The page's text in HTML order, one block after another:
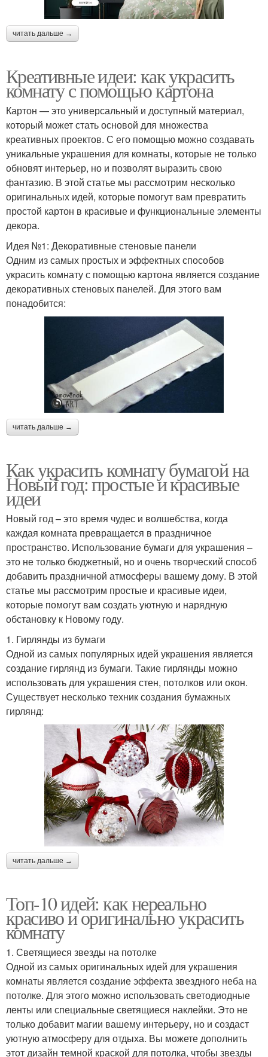
читать дальше →
Креативные идеи: как украсить
комнату с помощью картона
Картон — это универсальный и доступный материал,
который может стать основой для множества
креативных проектов. С его помощью можно создавать
уникальные украшения для комнаты, которые не только
обновят интерьер, но и позволят выразить свою
фантазию. В этой статье мы рассмотрим несколько
оригинальных идей, которые помогут вам превратить
простой картон в красивые и функциональные элементы
декора.
Идея №1: Декоративные стеновые панели
Одним из самых простых и эффектных способов
украсить комнату с помощью картона является создание
декоративных стеновых панелей. Для этого вам
понадобится:
читать дальше →
Как украсить комнату бумагой на
Новый год: простые и красивые
идеи
Новый год – это время чудес и волшебства, когда
каждая комната превращается в праздничное
пространство. Использование бумаги для украшения –
это не только бюджетный, но и очень творческий способ
добавить праздничной атмосферы вашему дому. В этой
статье мы рассмотрим простые и красивые идеи,
которые помогут вам создать уютную и нарядную
обстановку к Новому году.
1. Гирлянды из бумаги
Одной из самых популярных идей украшения является
создание гирлянд из бумаги. Такие гирлянды можно
использовать для украшения стен, потолков или окон.
Существует несколько техник создания бумажных
гирлянд:
читать дальше →
Топ-10 идей: как нереально
красиво и оригинально украсить
комнату
1. Светящиеся звезды на потолке
Одной из самых оригинальных идей для украшения
комнаты является создание эффекта звездного неба на
потолке. Для этого можно использовать светодиодные
ленты или специальные светящиеся наклейки. Это не
только добавит магии вашему интерьеру, но и создаст
уютную атмосферу для отдыха. Вы можете дополнить
этот дизайн темной краской для потолка, чтобы звезды